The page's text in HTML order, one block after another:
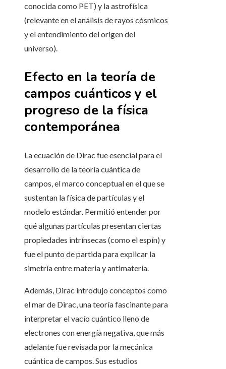
conocida como PET) y la astrofísica
(relevante en el análisis de rayos cósmicos
y el entendimiento del origen del
universo).
Efecto en la teoría de
campos cuánticos y el
progreso de la física
contemporánea
La ecuación de Dirac fue esencial para el
desarrollo de la teoría cuántica de
campos, el marco conceptual en el que se
sustentan la física de partículas y el
modelo estándar. Permitió entender por
qué algunas partículas presentan ciertas
propiedades intrínsecas (como el espín) y
fue el punto de partida para explicar la
simetría entre materia y antimateria.
Además, Dirac introdujo conceptos como
el mar de Dirac, una teoría fascinante para
interpretar el vacío cuántico lleno de
electrones con energía negativa, que más
adelante fue revisada por la mecánica
cuántica de campos. Sus estudios